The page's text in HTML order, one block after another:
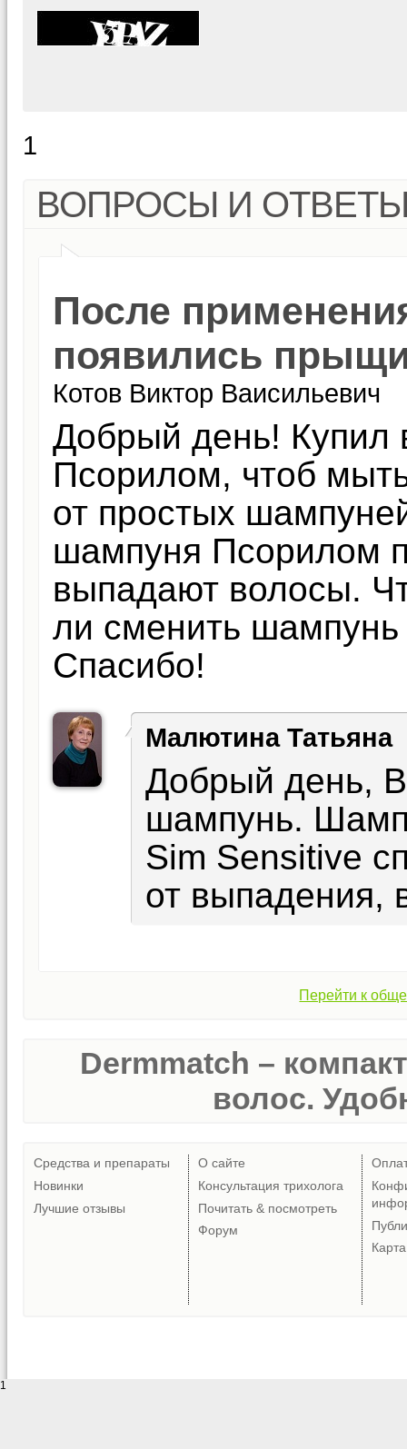
1
ВОПРОСЫ И
После
появились
Котов Виктор Ваисильевич
Добрый день! Купил
Псорилом, чтоб
от простых
шампуня Псорилом
выпадают волосы.
ли сменить
Спасибо!
Малютина Татьяна
Добрый день,
шампунь.
Sim Sensitive
от выпадения,
Перейти к
Dermmatch –
волос.
Средства и препараты
Новинки
Лучшие отзывы
О сайте
Консультация трихолога
Почитать & посмотреть
Форум
1